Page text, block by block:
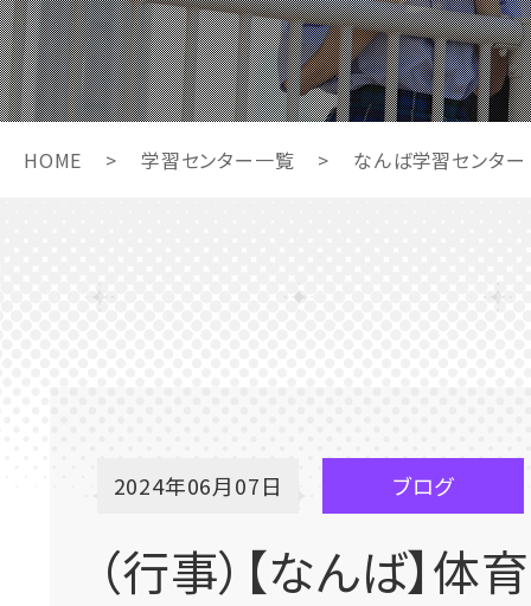
HOME > 学習センター一覧 > なんば学習センター
2024年06月07日 ブログ
（行事）【なんば】